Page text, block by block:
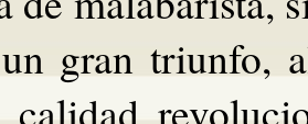
gran triunfo,